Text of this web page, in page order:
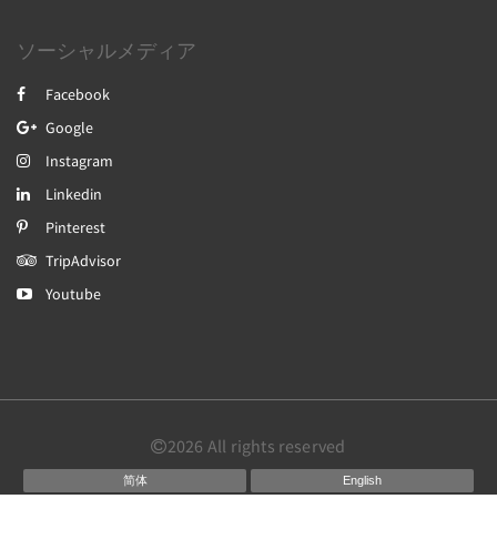
ソーシャルメディア
Facebook
Google
Instagram
Linkedin
Pinterest
TripAdvisor
Youtube
2026 All rights reserved
简体 English